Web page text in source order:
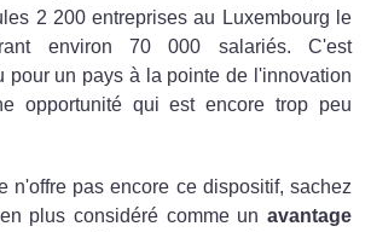
2 200 entreprises au Luxembourg le
environ 70 000 salariés. C'est
pour un pays à la pointe de l'innovation
opportunité qui est encore trop peu
n'offre pas encore ce dispositif, sachez
plus considéré comme un avantage